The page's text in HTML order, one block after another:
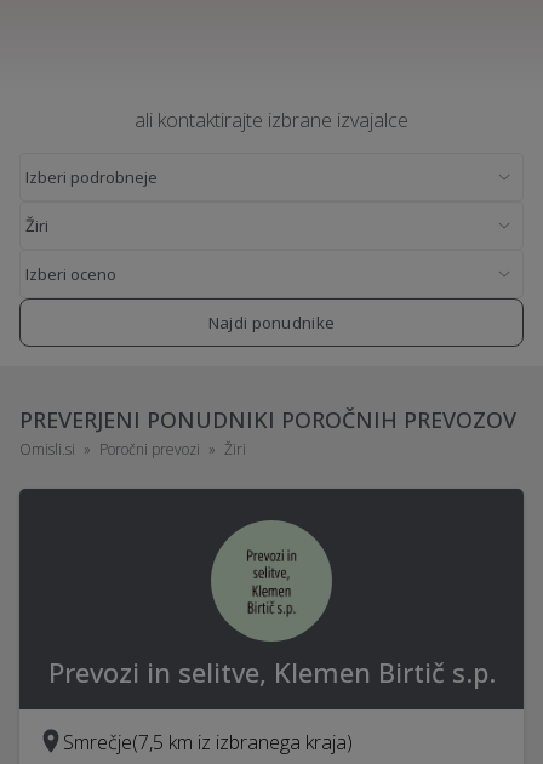
ali kontaktirajte izbrane izvajalce
Najdi ponudnike
PREVERJENI PONUDNIKI POROČNIH PREVOZOV
Omisli.si Poročni prevozi Žiri
Prevozi in selitve, Klemen Birtič s.p.
Smrečje(7,5 km iz izbranega kraja)